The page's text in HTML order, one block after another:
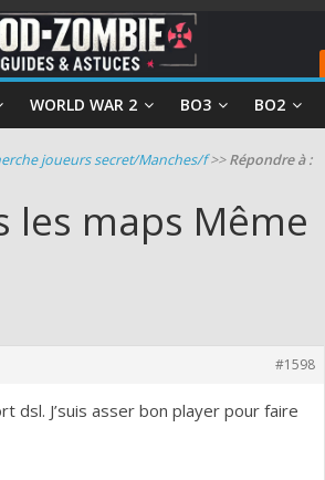
WORLD WAR 2 BO3 BO2
joueurs secret/Manches/f>>Répondre à :
les maps Même
#1598
dsl. J’suis asser bon player pour faire